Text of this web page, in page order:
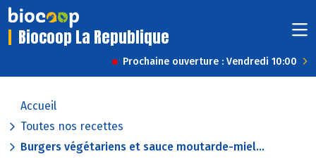
Biocoop La Republique
Prochaine ouverture : Vendredi 10:00
Accueil
Toutes nos recettes
Burgers végétariens et sauce moutarde-miel...